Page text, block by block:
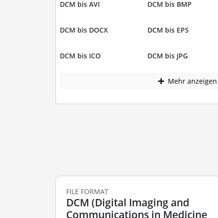
DCM bis AVI DCM bis BMP
DCM bis DOCX DCM bis EPS
DCM bis ICO DCM bis JPG
Mehr anzeigen
FILE FORMAT
DCM (Digital Imaging and
Communications in Medicine